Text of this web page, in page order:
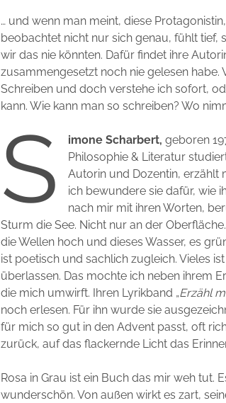
… und wenn man meint, diese
beobachtet nicht nur sich genau, fühlt
wir das nie könnten. Dafür findet ihre
zusammengesetzt noch nie gelesen habe.
Schreiben und doch verstehe ich sofort,
kann. Wie kann man so schreiben? Wo
S imone Scharbert, geboren
Philosophie & Literatur
Autorin und Dozentin, erzählt
ich bewundere sie dafür, wie
nach mir mit ihren Worten,
Sturm die See. Nicht nur an der
die Wellen hoch und dieses Wasser, es
ist poetisch und sachlich zugleich. Vieles
überlassen. Das mochte ich neben ihrem
die mich umwirft. Ihren Lyrikband „Erzähl
noch erlesen. Für ihn wurde sie
für mich so gut in den Advent passt, oft
zurück, auf das flackernde Licht das
Rosa in Grau ist ein Buch das mir weh tut.
wunderschön. Von außen wirkt es zart,